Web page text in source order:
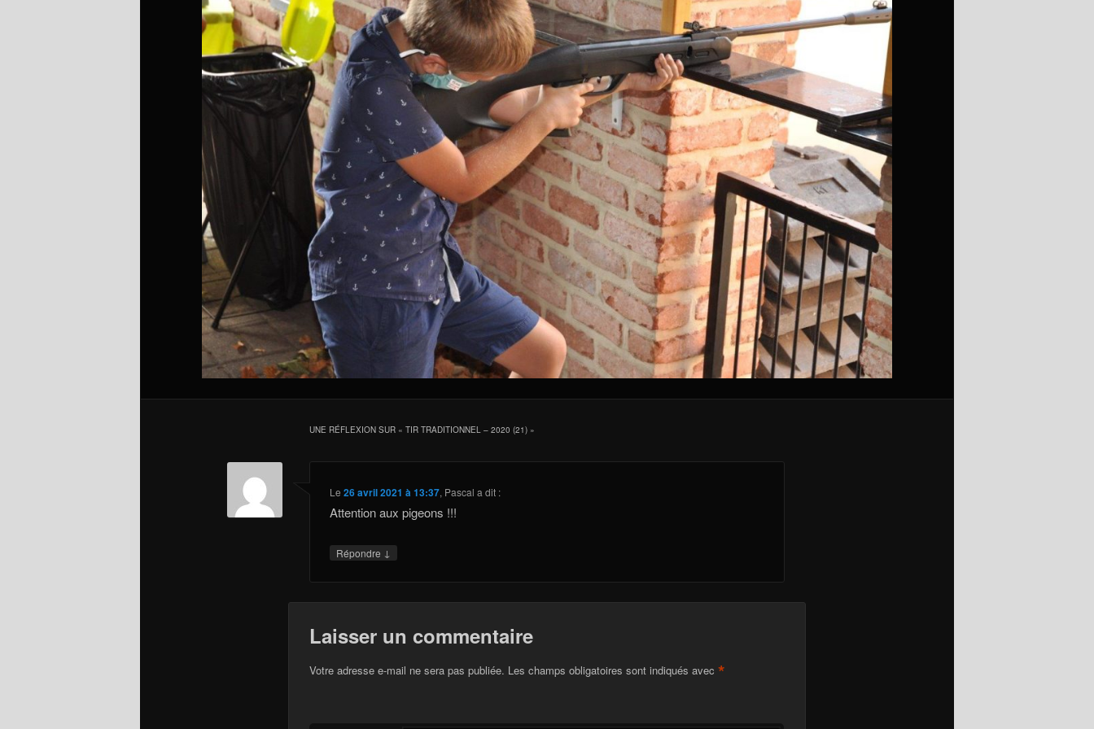
UNE RÉFLEXION SUR « TIR TRADITIONNEL – 2020 (21)»
Le26 avril 2021 à 13:37, Pascal a dit :
Attention aux pigeons !!!
Répondre ↓
Laisser un commentaire
Votre adresse e-mail ne sera pas publiée. Les champs obligatoires sont indiqués avec *